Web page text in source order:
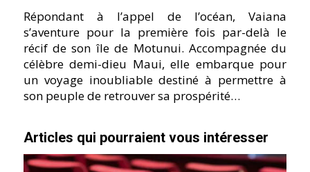
Répondant à l’appel de l’océan, Vaiana
s’aventure pour la première fois par-delà le
récif de son île de Motunui. Accompagnée du
célèbre demi-dieu Maui, elle embarque pour
un voyage inoubliable destiné à permettre à
son peuple de retrouver sa prospérité…
Articles qui pourraient vous intéresser